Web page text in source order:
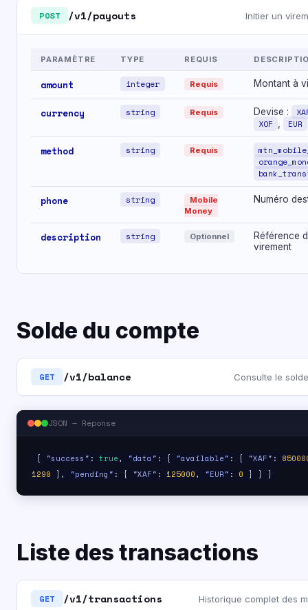
POST /v1/payouts Initier un
PARAMÈTRE TYPE REQUIS
amount integer Requis Montant à
currency string Requis Devise :
XOF
EUR
method string Requis
phone string
Mobile
Money
Numéro
description string Optionnel
Référence
virement
Solde du compte
GET /v1/balance Consulte le
JSON — Réponse
{ "success" : true, "data" : { "available" : { "XAF" :
1290 }, "pending" : { "XAF" : 125000, "EUR" : 0 } } }
Liste des transactions
GET /v1/transactions Historique complet des